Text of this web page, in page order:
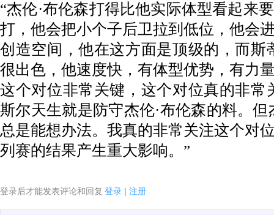
“杰伦·布伦森打得比他实际体型看起来
打，他会把小个子后卫拉到低位，他会
创造空间，他在这方面是顶级的，而斯
很出色，他速度快，有体型优势，有力
这个对位非常关键，这个对位真的非常
斯尔天生就是防守杰伦·布伦森的料。但
总是能想办法。我真的非常关注这个对
列赛的结果产生重大影响。”
登录后才能发表评论和回复 登录 | 注册